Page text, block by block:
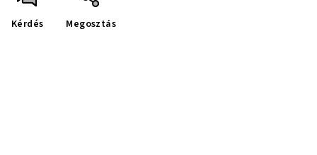
Kérdés Megosztás